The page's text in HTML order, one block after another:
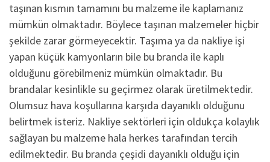
taşınan kısmın tamamını bu malzeme ile kaplamanız
mümkün olmaktadır. Böylece taşınan malzemeler hiçbir
şekilde zarar görmeyecektir. Taşıma ya da nakliye işi
yapan küçük kamyonların bile bu branda ile kaplı
olduğunu görebilmeniz mümkün olmaktadır. Bu
brandalar kesinlikle su geçirmez olarak üretilmektedir.
Olumsuz hava koşullarına karşıda dayanıklı olduğunu
belirtmek isteriz. Nakliye sektörleri için oldukça kolaylık
sağlayan bu malzeme hala herkes tarafından tercih
edilmektedir. Bu branda çeşidi dayanıklı olduğu için